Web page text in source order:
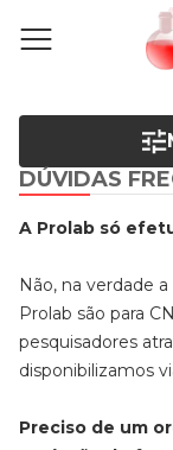
DÚVIDAS
A Prolab só
Não, na verdade
Prolab são para
pesquisadores
disponibilizamos
Preciso de um